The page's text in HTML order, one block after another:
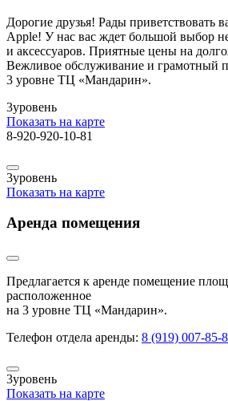
Дорогие друзья! Рады приветствовать
Apple! У нас вас ждет большой выбор
и аксессуаров. Приятные цены на
Вежливое обслуживание и грамотный
3 уровне ТЦ «Мандарин».
3уровень
Показать на карте
8-920-920-10-81
3уровень
Показать на карте
Аренда помещения
Предлагается к аренде помещение
расположенное
на 3 уровне ТЦ «Мандарин».
Телефон отдела аренды: 8 (919) 007-85-
3уровень
Показать на карте